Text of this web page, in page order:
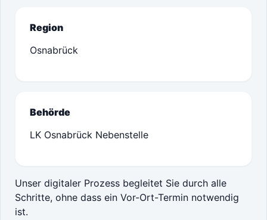
Region
Osnabrück
Behörde
LK Osnabrück Nebenstelle
Unser digitaler Prozess begleitet Sie durch alle
Schritte, ohne dass ein Vor-Ort-Termin notwendig
ist.